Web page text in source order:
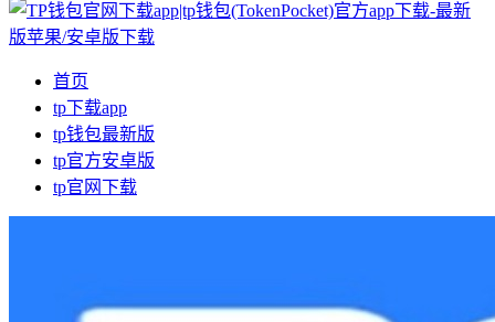
首页
tp下载app
tp钱包最新版
tp官方安卓版
tp官网下载